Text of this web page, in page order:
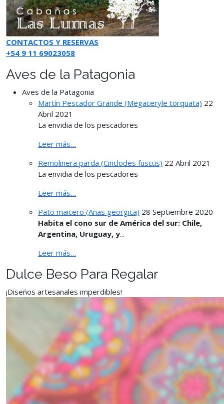
CONTACTOS Y RESERVAS
+54 9 11 69023058
Aves de la Patagonia
Aves de la Patagonia
Martín Pescador Grande (Megaceryle torquata) 22
Abril 2021
La envidia de los pescadores
Leer más…
Remolinera parda (Cinclodes fuscus) 22 Abril 2021
La envidia de los pescadores
Leer más…
Pato maicero (Anas georgica) 28 Septiembre 2020
Habita el cono sur de América del sur: Chile,
Argentina, Uruguay, y...
Leer más…
Dulce Beso Para Regalar
¡Diseños artesanales imperdibles!